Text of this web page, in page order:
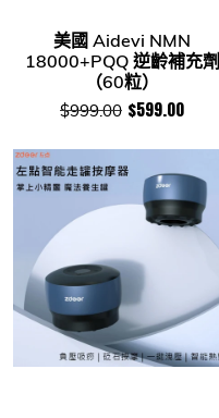
美國 Aidevi NMN
18000+PQQ 逆齡補充劑
（60粒）
$999.00 $599.00